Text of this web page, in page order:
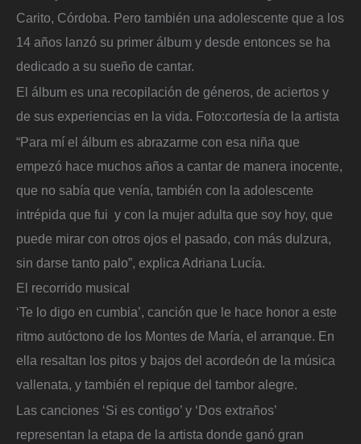
Carito, Córdoba. Pero también una adolescente que a los
14 años lanzó su primer álbum y desde entonces se ha
dedicado a su sueño de cantar.
El álbum es una recopilación de géneros, de aciertos y
de sus experiencias en la vida. Foto:cortesía de la artista
“Para mí el álbum es abrazarme con esa niña que
empezó hace muchos años a cantar de manera inocente,
que no sabía que venía, también con la adolescente
intrépida que fui y con la mujer adulta que soy hoy, que
puede mirar con otros ojos el pasado, con más dulzura,
sin darse tanto palo”, explica Adriana Lucía.
El recorrido musical
‘Te lo digo en cumbia’, canción que le hace honor a este
ritmo autóctono de los Montes de María, el arranque. En
ella resaltan los pitos y bajos del acordeón de la música
vallenata, y también el repique del tambor alegre.
Las canciones ‘Si es contigo’ y ‘Dos extraños’
representan la etapa de la artista donde ganó gran